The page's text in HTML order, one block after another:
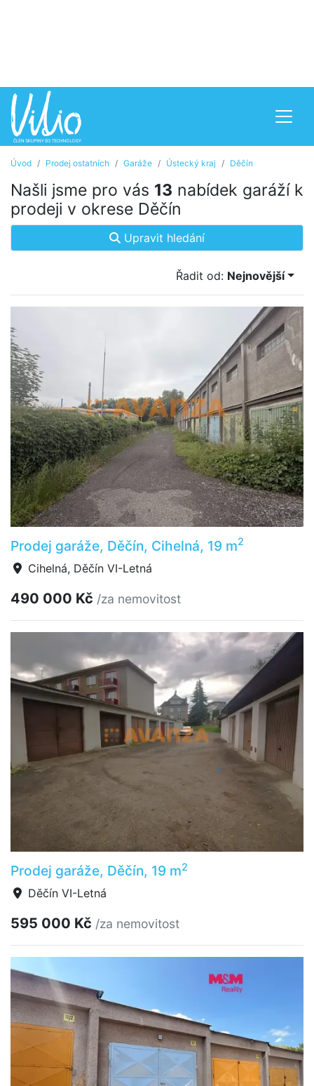
Úvod Prodej ostatních Garáže Ústecký kraj Děčín
Našli jsme pro vás 13 nabídek garáží k
prodeji v okrese Děčín
Upravit hledání
Řadit od: Nejnovější
Prodej garáže, Děčín, Cihelná, 19 m2
Cihelná, Děčín VI-Letná
490 000 Kč /za nemovitost
Prodej garáže, Děčín, 19 m2
Děčín VI-Letná
595 000 Kč /za nemovitost